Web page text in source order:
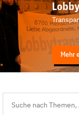
Mehr